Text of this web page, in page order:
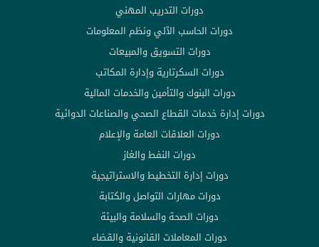
دورات التدريب المهني
دورات الحاسب الآلي ونظم المعلومات
دورات التسويق والمبيعات
دورات السكرتارية وإدارة المكاتب
دورات البنوك والتأمين والخدمات المالية
دورات إدارة خدمات القطاع الصحي والصناعات الدوائية
دورات العلاقات العامة والإعلام
دورات النفط والغاز
دورات إدارة التخطيط والاستراتيجية
دورات مهارات التواصل والكتابة
دورات الصحة والسلامة والبيئة
دورات المعاملات القانونية والقضاء